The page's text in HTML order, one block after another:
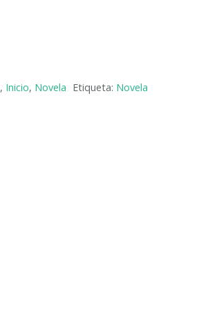
, Inicio, Novela Etiqueta: Novela